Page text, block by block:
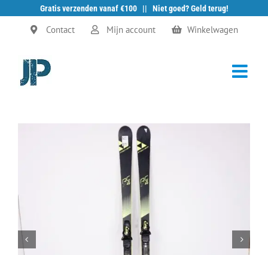
Gratis verzenden vanaf €100 || Niet goed? Geld terug!
Ga
Contact Mijn account Winkelwagen